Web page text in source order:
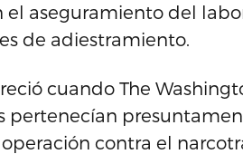
aseguramiento del
de adiestramiento.
cuando The
pertenecían
contra el